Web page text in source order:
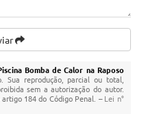
Bomba de Calor na Raposo
reprodução, parcial ou total,
sem a autorização do autor.
184 do Código Penal. –Lei n°